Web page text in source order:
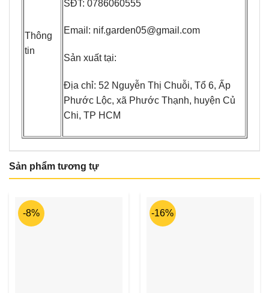
Thông
tin
SĐT: 0786060555
Email: nif.garden05@gmail.com
Sản xuất tại:
Địa chỉ: 52 Nguyễn Thị Chuỗi, Tổ 6, Ấp
Phước Lộc, xã Phước Thạnh, huyện Củ
Chi, TP HCM
Sản phẩm tương tự
-8% -16%